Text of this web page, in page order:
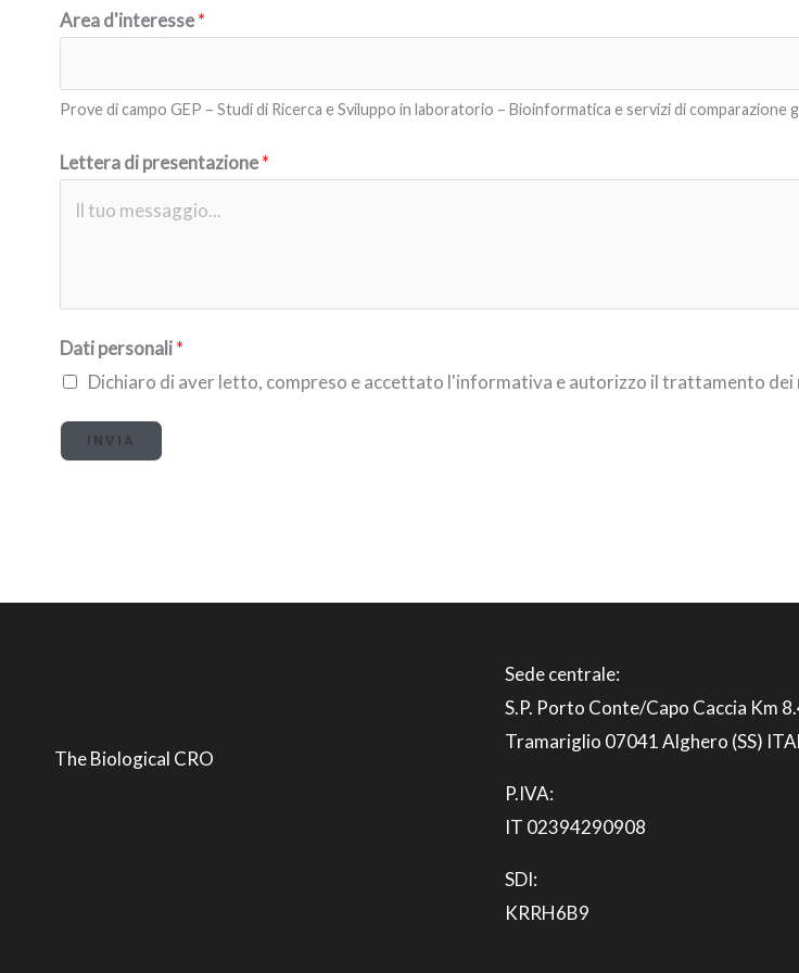
E
m
i
C
u
l
a
Area d'interesse*
Prove di campo GEP – Studi di Ricerca e Sviluppo in laboratorio – Bioinformatica e servizi di
Lettera di presentazione*
Dati personali*
Dichiaro di aver letto, compreso e accettato l'informativa e autorizzo il trattamento
INVIA
The Biological CRO
Sede centrale:
S.P. Porto Conte/Capo Caccia Km
Tramariglio 07041 Alghero (SS)
P.IVA:
IT 02394290908
SDI:
KRRH6B9